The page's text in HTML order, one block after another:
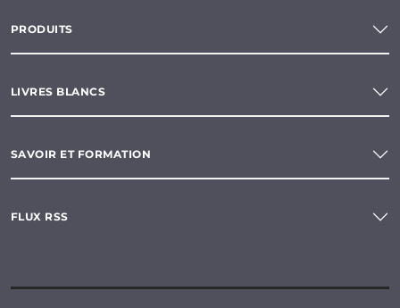
PRODUITS
LIVRES BLANCS
SAVOIR ET FORMATION
FLUX RSS